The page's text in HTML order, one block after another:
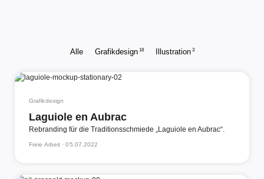
Alle Grafikdesign 18 Illustration 3
Grafikdesign
Laguiole en Aubrac
Rebranding für die Traditionsschmiede „Laguiole en Aubrac“.
Freie Arbeit ·05.07.2022